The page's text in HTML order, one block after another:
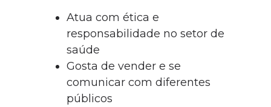
Atua com ética e
responsabilidade no setor de
saúde
Gosta de vender e se
comunicar com diferentes
públicos